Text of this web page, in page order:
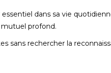
dans sa vie
profond.
sans rechercher la